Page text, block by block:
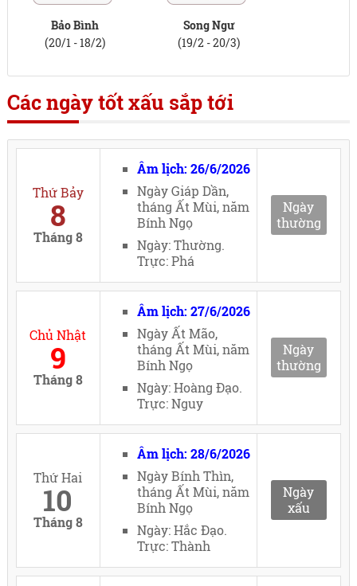
Bảo Bình
(20/1 - 18/2)
Song Ngư
(19/2 - 20/3)
Các ngày tốt xấu sắp tới
Thứ Bảy
8
Tháng 8
Âm lịch: 26/6/2026
Ngày Giáp Dần,
tháng Ất Mùi, năm
Bính Ngọ
Ngày: Thường.
Trực: Phá
Ngày
thường
Chủ Nhật
9
Tháng 8
Âm lịch: 27/6/2026
Ngày Ất Mão,
tháng Ất Mùi, năm
Bính Ngọ
Ngày: Hoàng Đạo.
Trực: Nguy
Ngày
thường
Thứ Hai
10
Tháng 8
Âm lịch: 28/6/2026
Ngày Bính Thìn,
tháng Ất Mùi, năm
Bính Ngọ
Ngày: Hắc Đạo.
Trực: Thành
Ngày
xấu